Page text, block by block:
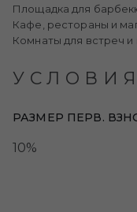
Площадка для
Кафе, рестораны и
Комнаты для встреч и
РАЗМЕР ПЕРВ.
10%